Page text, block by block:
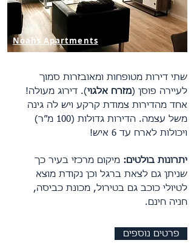
Noahs Apartments
שתי דירות מטופחות ומאובזרות סמוך
לעיירה פוסן (מזרח אלגוי). דירוג מעולה!
אחד מהדירות צמודת קרקע ויש לה גינה
משל עצמה. הדירות גדולות (100 מ״ר)
ויכולות לארח עד 6 איש!
יתרונות בולטים: מיקום מרכזי בעיר כך
שניתן גם לצאת ברגל וכן נקודת מוצא
לטיולי כוכב גם בטירול, מכונת כביסה,
חניה חינם.
פרטים נוספים